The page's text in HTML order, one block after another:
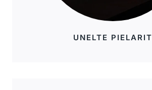
UNELTE PIELARIT